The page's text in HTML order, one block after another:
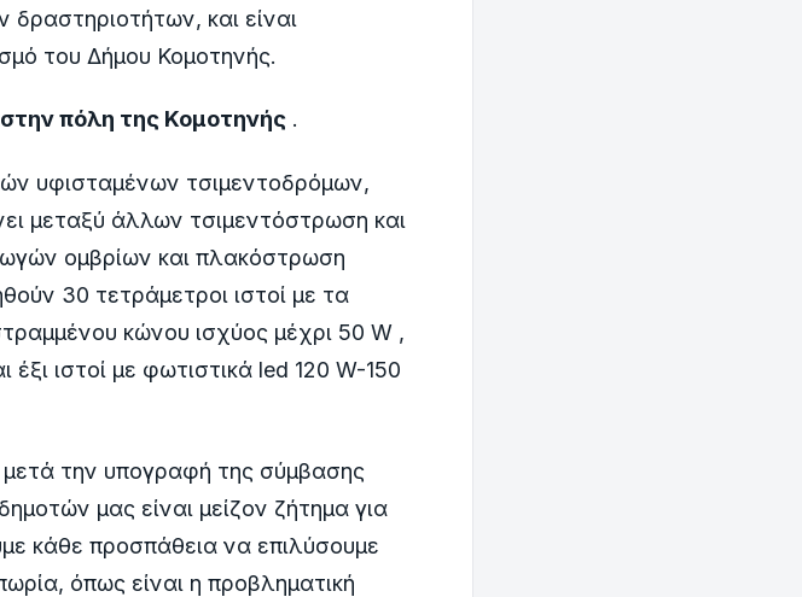
και είναι
του Δήμου Κομοτηνής.
πόλη της Κομοτηνής .
υφισταμένων τσιμεντοδρόμων,
μεταξύ άλλων τσιμεντόστρωση και
ομβρίων και πλακόστρωση
30 τετράμετροι ιστοί με τα
κώνου ισχύος μέχρι 50 W ,
ιστοί με φωτιστικά led 120 W-150
την υπογραφή της σύμβασης
μας είναι μείζον ζήτημα για
κάθε προσπάθεια να επιλύσουμε
όπως είναι η προβληματική